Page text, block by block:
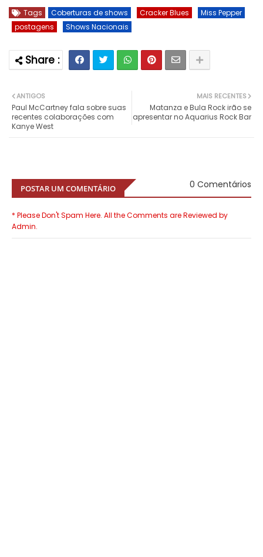
Tags Coberturas de shows Cracker Blues
Miss Pepper
postagens
Shows Nacionais
MAIS RECENTES
Matanza e Bula Rock irão se
apresentar no Aquarius Rock Bar
ANTIGOS
Paul McCartney fala sobre suas
recentes colaborações com
Kanye West
POSTAR UM COMENTÁRIO 0 Comentários
* Please Don't Spam Here. All the Comments are Reviewed by
Admin.